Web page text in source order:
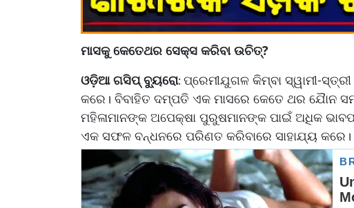
ମାସକୁ କେତେଥର ସେକ୍ସ କରିବା ଉଚିତ୍?
ଓଡ଼ିଆ ଗସିପ୍ ବ୍ୟୁରୋ: ପ୍ରେମୀଯୁଗଳ କିମ୍ବା ସ୍ୱାମୀ-
କରେ। ବିବାହିତ ଦମ୍ପତି ଏକ ମାସରେ କେତେ ଥର ଯୋୖନ
ମହିଳାମାନଙ୍କ ଅପେକ୍ଷା ପୁରୁଷମାନଙ୍କ ପାଇଁ ଅଧିକ
ଏକ ସଫଳ ବନ୍ଧନରେ ପରିଣତ କରିବାରେ ସାହାଯ୍ୟ କରେ।